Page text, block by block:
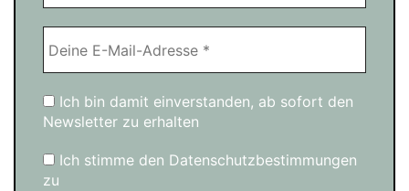
Ich bin damit einverstanden, ab sofort den
Newsletter zu erhalten
Ich stimme den Datenschutzbestimmungen
zu